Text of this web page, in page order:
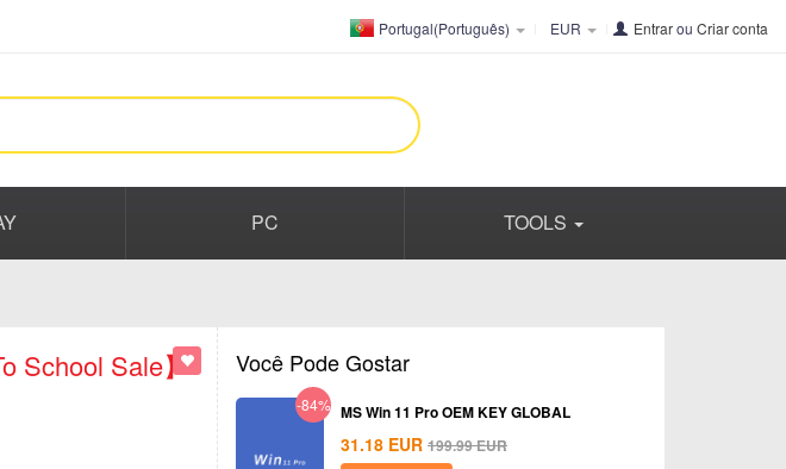
Portugal(Português) EUR Entrarou Criar conta
PC TOOLS
School Sale】 Você Pode Gostar
-84% MS Win 11 Pro OEM KEY GLOBAL
31.18 EUR 199.99EUR